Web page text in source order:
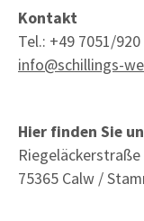
Kontakt
Tel.: +49 7051/920
info@schillings-
Hier finden Sie
Riegeläckerstraße
75365 Calw /